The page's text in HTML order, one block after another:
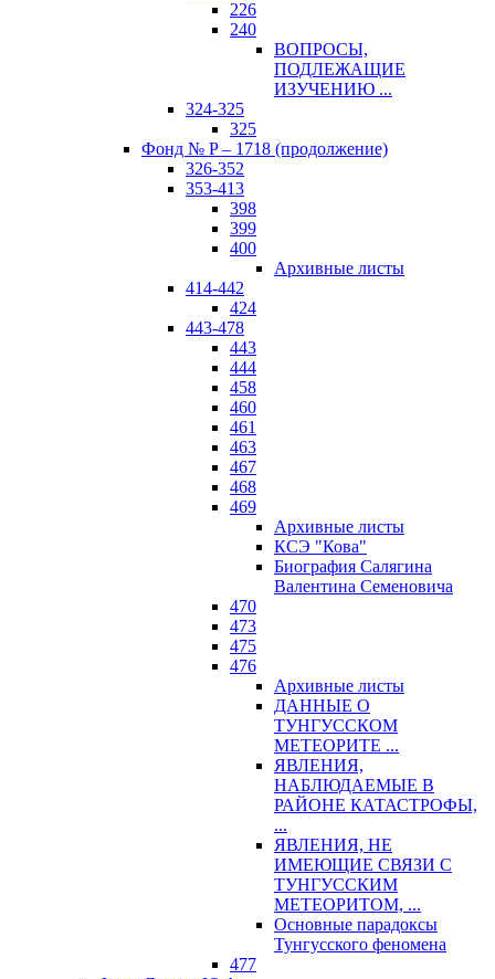
226
240
ВОПРОСЫ,
ПОДЛЕЖАЩИЕ
ИЗУЧЕНИЮ ...
324-325
325
Фонд № P – 1718 (продолжение)
326-352
353-413
398
399
400
Архивные листы
414-442
424
443-478
443
444
458
460
461
463
467
468
469
Архивные листы
КСЭ "Кова"
Биография Салягина
Валентина Семеновича
470
473
475
476
Архивные листы
ДАННЫЕ О
ТУНГУССКОМ
МЕТЕОРИТЕ ...
ЯВЛЕНИЯ,
НАБЛЮДАЕМЫЕ В
РАЙОНЕ КАТАСТРОФЫ,
...
ЯВЛЕНИЯ, НЕ
ИМЕЮЩИЕ СВЯЗИ С
ТУНГУССКИМ
МЕТЕОРИТОМ, ...
Основные парадоксы
Тунгусского феномена
477